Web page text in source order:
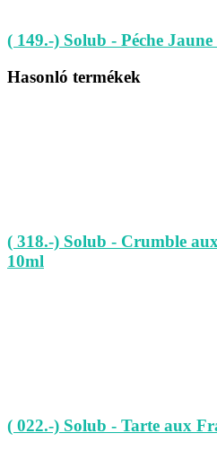
( 149.-) Solub - Péche
Hasonló termékek
( 318.-) Solub - Crumble
10ml
( 022.-) Solub - Tarte aux